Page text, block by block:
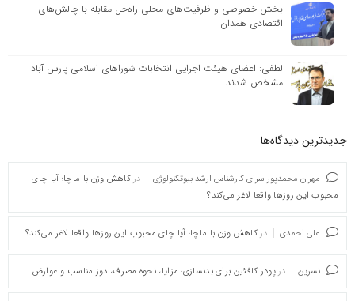
بخش خصوصی و ظرفیت‌های محلی راه‌حل مقابله با چالش‌های
اقتصادی همدان
لطفی: اعضای هیئت اجرایی انتخابات شوراهای اسلامی پارس آباد
مشخص شدند
جدیدترین دیدگاه‌‌ها
مهران محمدپور سرای کارشناس ارشد بیوتکنولوژی در کاهش وزن با ماچا؛ آیا چای
محبوب این روزها واقعا لاغر می‌کند؟
علی احمدی در کاهش وزن با ماچا؛ آیا چای محبوب این روزها واقعا لاغر می‌کند؟
نسرین در پودر کافئین برای بدنسازی؛ مزایا، نحوه مصرف، دوز مناسب و عوارض